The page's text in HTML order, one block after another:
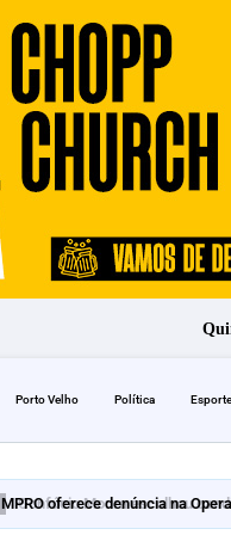
Porto Velho Política Esporte
MPRO oferece denúncia na